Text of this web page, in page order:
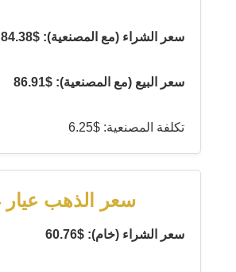
سعر الشراء (مع المصنعية): $84.38
سعر البيع (مع المصنعية): $86.91
تكلفة المصنعية: $6.25
سعر الذهب عيار 14
سعر الشراء (خام): $60.76